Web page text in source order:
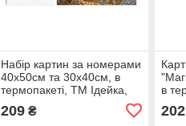
Набір картин за номерами
40х50см та 30х40см, в
термопакеті, ТМ Ідейка,
209₴
в
202